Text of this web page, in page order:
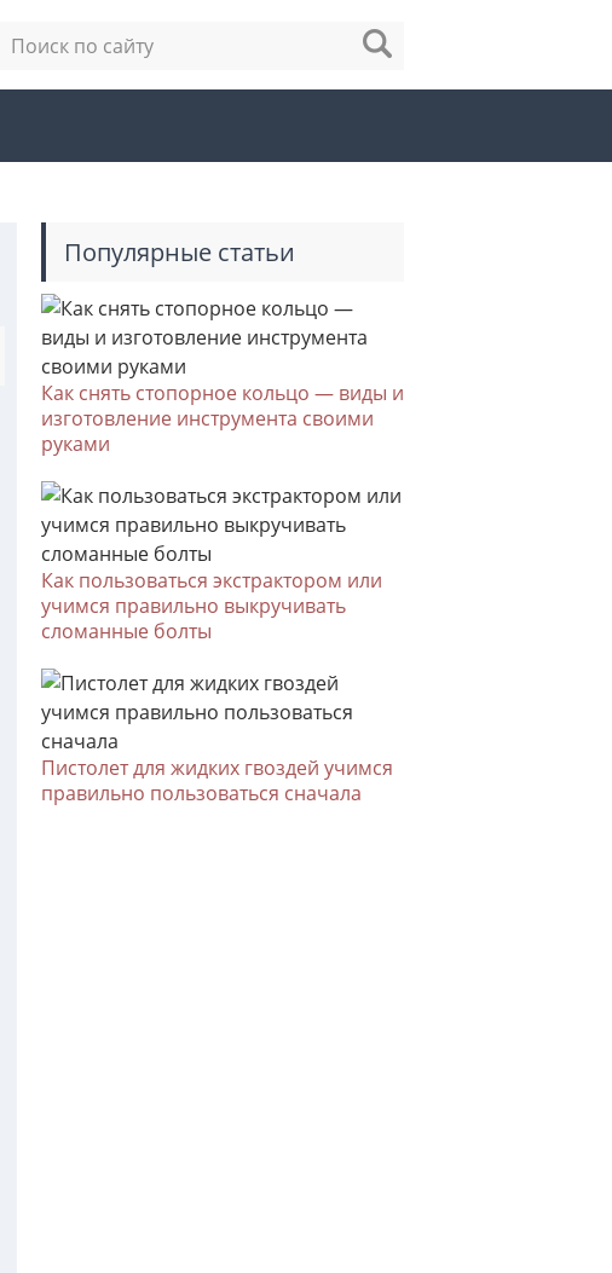
Популярные статьи
Как снять стопорное кольцо — виды и
изготовление инструмента своими
руками
Как пользоваться экстрактором или
учимся правильно выкручивать
сломанные болты
Пистолет для жидких гвоздей учимся
правильно пользоваться сначала